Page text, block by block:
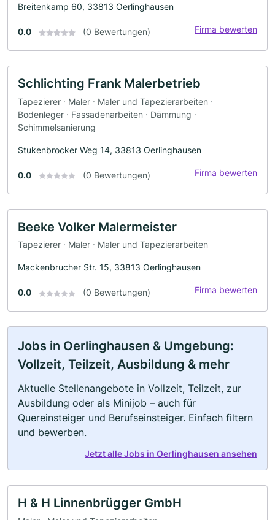
Breitenkamp 60, 33813 Oerlinghausen
0.0 (0 Bewertungen) Firma bewerten
Schlichting Frank Malerbetrieb
Tapezierer · Maler · Maler und Tapezierarbeiten ·
Bodenleger · Fassadenarbeiten · Dämmung ·
Schimmelsanierung
Stukenbrocker Weg 14, 33813 Oerlinghausen
0.0 (0 Bewertungen) Firma bewerten
Beeke Volker Malermeister
Tapezierer · Maler · Maler und Tapezierarbeiten
Mackenbrucher Str. 15, 33813 Oerlinghausen
0.0 (0 Bewertungen) Firma bewerten
Jobs in Oerlinghausen & Umgebung:
Vollzeit, Teilzeit, Ausbildung & mehr
Aktuelle Stellenangebote in Vollzeit, Teilzeit, zur
Ausbildung oder als Minijob – auch für
Quereinsteiger und Berufseinsteiger. Einfach filtern
und bewerben.
Jetzt alle Jobs in Oerlinghausen ansehen
H & H Linnenbrügger GmbH